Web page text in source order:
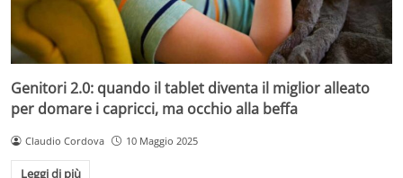
Genitori 2.0: quando il tablet diventa il miglior alleato
per domare i capricci, ma occhio alla beffa
Claudio Cordova 10 Maggio 2025
Leggi di più